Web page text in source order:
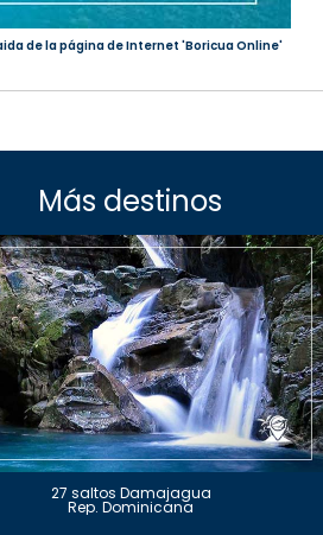
de la página de Internet 'Boricua Online'
Más destinos
27 saltos Damajagua
Rep. Dominicana